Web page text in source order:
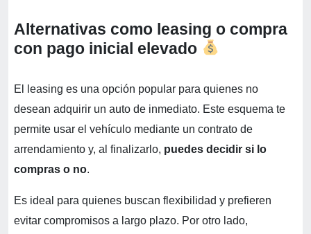
Alternativas como leasing o compra
con pago inicial elevado
El leasing es una opción popular para quienes no
desean adquirir un auto de inmediato. Este esquema te
permite usar el vehículo mediante un contrato de
arrendamiento y, al finalizarlo, puedes decidir si lo
compras o no.
Es ideal para quienes buscan flexibilidad y prefieren
evitar compromisos a largo plazo. Por otro lado,